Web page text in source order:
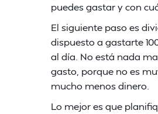
puedes gastar y con
El siguiente paso es
dispuesto a gastarte
al día. No está nada
gasto, porque no es
mucho menos dinero.
Lo mejor es que